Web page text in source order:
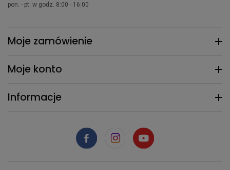
Moje zamówienie
Moje konto
Informacje
pon. - pt. w godz. 8:00 - 16:00